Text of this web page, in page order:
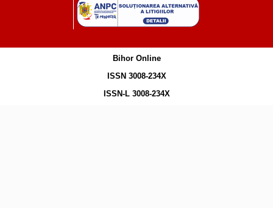
Bihor Online
ISSN 3008-234X
ISSN-L 3008-234X